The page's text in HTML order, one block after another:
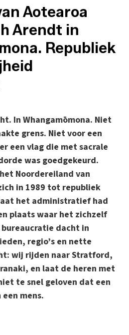
Aotearoa
Arendt in
Republiek
In Whangamōmona. Niet
grens. Niet voor een
een vlag die met sacrale
was goedgekeurd.
Noordereiland van
in 1989 tot republiek
het administratief had
plaats waar het zichzelf
dacht in
regio’s en nette
wij rijden naar Stratford,
en laat de heren met
te snel geloven dat een
mens.